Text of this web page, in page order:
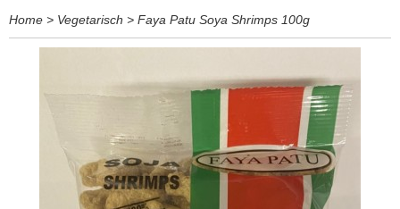
Home > Vegetarisch > Faya Patu Soya Shrimps 100g